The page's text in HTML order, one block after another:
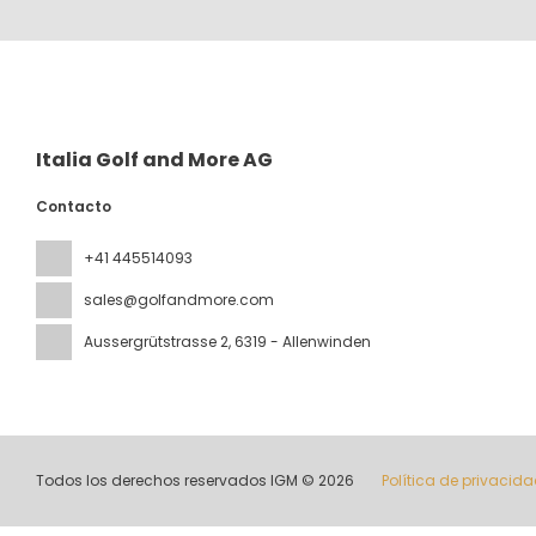
Italia Golf and More AG
Contacto
+41 445514093
sales@golfandmore.com
Aussergrütstrasse 2, 6319 - Allenwinden
Todos los derechos reservados IGM © 2026 Política de